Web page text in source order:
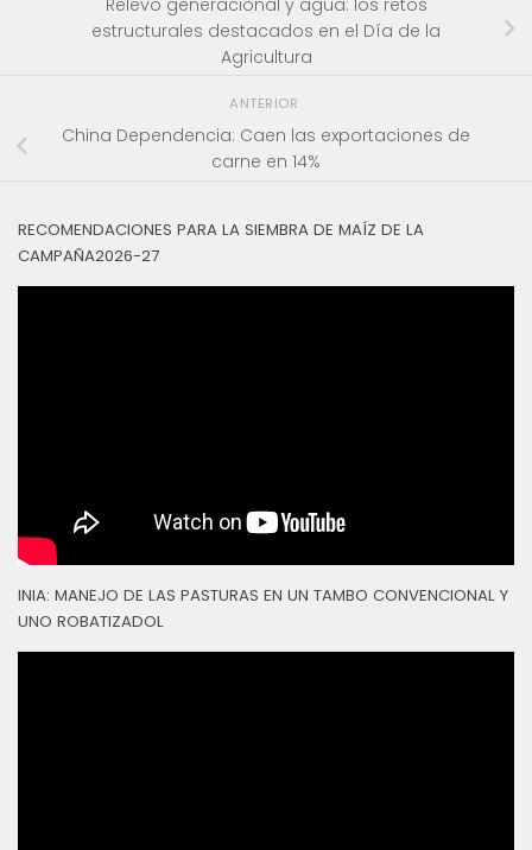
estructurales destacados en el Día de la
Agricultura
ANTERIOR
China Dependencia: Caen las exportaciones de
carne en 14%
RECOMENDACIONES PARA LA SIEMBRA DE MAÍZ DE LA
CAMPAÑA2026-27
INIA: MANEJO DE LAS PASTURAS EN UN TAMBO CONVENCIONAL Y
UNO ROBATIZADOL